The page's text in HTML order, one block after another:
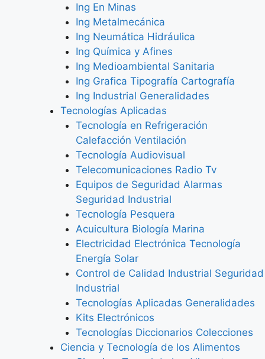
Ing En Minas
Ing Metalmecánica
Ing Neumática Hidráulica
Ing Química y Afines
Ing Medioambiental Sanitaria
Ing Grafica Tipografía Cartografía
Ing Industrial Generalidades
Tecnologías Aplicadas
Tecnología en Refrigeración
Calefacción Ventilación
Tecnología Audiovisual
Telecomunicaciones Radio Tv
Equipos de Seguridad Alarmas
Seguridad Industrial
Tecnología Pesquera
Acuicultura Biología Marina
Electricidad Electrónica Tecnología
Energía Solar
Control de Calidad Industrial Seguridad
Industrial
Tecnologías Aplicadas Generalidades
Kits Electrónicos
Tecnologías Diccionarios Colecciones
Ciencia y Tecnología de los Alimentos